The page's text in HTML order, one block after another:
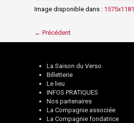
Image disponible dans : 1575x1181
← Précédent
La Saison du Verso
Billetterie
Le lieu
INFOS PRATIQUES
Nos partenaires
La Compagnie associée
La Compagnie fondatrice